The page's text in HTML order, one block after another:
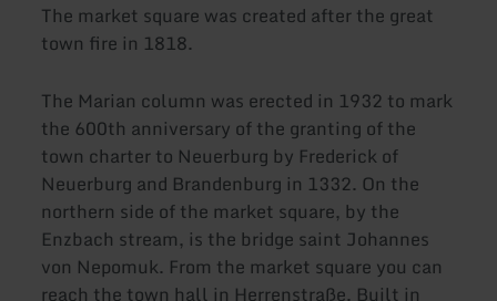
The market square was created after the great
town fire in 1818.
The Marian column was erected in 1932 to mark
the 600th anniversary of the granting of the
town charter to Neuerburg by Frederick of
Neuerburg and Brandenburg in 1332. On the
northern side of the market square, by the
Enzbach stream, is the bridge saint Johannes
von Nepomuk. From the market square you can
reach the town hall in Herrenstraße. Built in